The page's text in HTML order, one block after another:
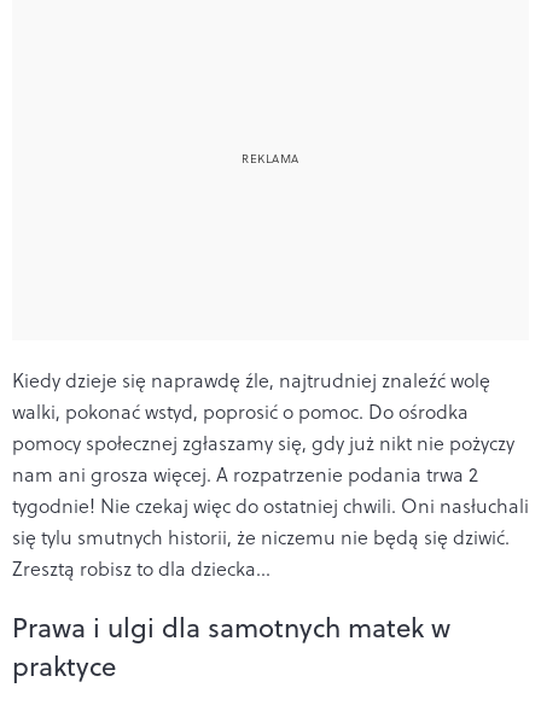
Kiedy dzieje się naprawdę źle, najtrudniej znaleźć wolę
walki, pokonać wstyd, poprosić o pomoc. Do ośrodka
pomocy społecznej zgłaszamy się, gdy już nikt nie pożyczy
nam ani grosza więcej. A rozpatrzenie podania trwa 2
tygodnie! Nie czekaj więc do ostatniej chwili. Oni nasłuchali
się tylu smutnych historii, że niczemu nie będą się dziwić.
Zresztą robisz to dla dziecka...
Prawa i ulgi dla samotnych matek w
praktyce